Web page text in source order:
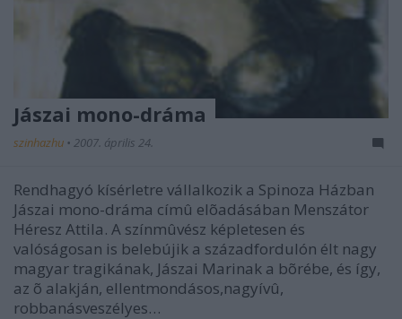
Jászai mono-dráma
szinhazhu • 2007. április 24.
Rendhagyó kísérletre vállalkozik a Spinoza Házban
Jászai mono-dráma címû elõadásában Menszátor
Héresz Attila. A színmûvész képletesen és
valóságosan is belebújik a századfordulón élt nagy
magyar tragikának, Jászai Marinak a bõrébe, és így,
az õ alakján, ellentmondásos,nagyívû,
robbanásveszélyes…